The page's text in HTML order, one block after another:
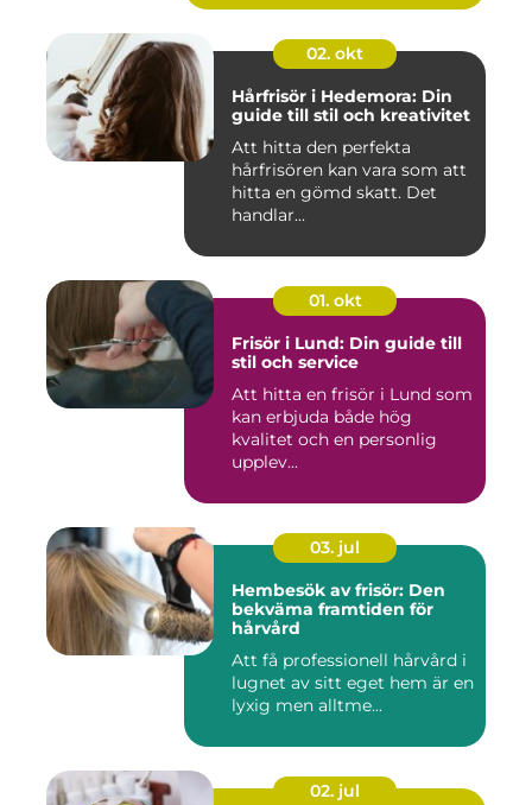
02. okt
Hårfrisör i Hedemora: Din
guide till stil och kreativitet
Att hitta den perfekta
hårfrisören kan vara som att
hitta en gömd skatt. Det
handlar...
01. okt
Frisör i Lund: Din guide till
stil och service
Att hitta en frisör i Lund som
kan erbjuda både hög
kvalitet och en personlig
upplev...
03. jul
Hembesök av frisör: Den
bekväma framtiden för
hårvård
Att få professionell hårvård i
lugnet av sitt eget hem är en
lyxig men alltme...
02. jul